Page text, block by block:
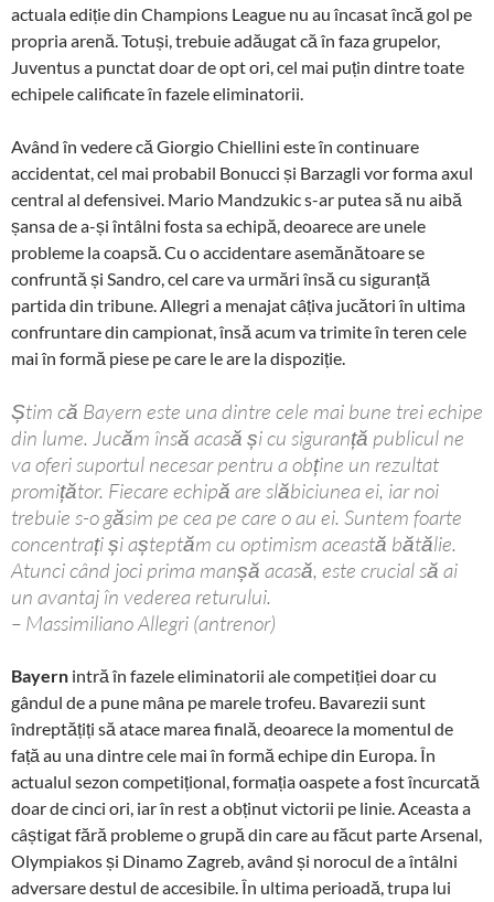
actuala ediție din Champions League nu au încasat încă gol pe
propria arenă. Totuși, trebuie adăugat că în faza grupelor,
Juventus a punctat doar de opt ori, cel mai puțin dintre toate
echipele calificate în fazele eliminatorii.
Având în vedere că Giorgio Chiellini este în continuare
accidentat, cel mai probabil Bonucci și Barzagli vor forma axul
central al defensivei. Mario Mandzukic s-ar putea să nu aibă
șansa de a-și întâlni fosta sa echipă, deoarece are unele
probleme la coapsă. Cu o accidentare asemănătoare se
confruntă și Sandro, cel care va urmări însă cu siguranță
partida din tribune. Allegri a menajat câțiva jucători în ultima
confruntare din campionat, însă acum va trimite în teren cele
mai în formă piese pe care le are la dispoziție.
Știm că Bayern este una dintre cele mai bune trei echipe
din lume. Jucăm însă acasă și cu siguranță publicul ne
va oferi suportul necesar pentru a obține un rezultat
promițător. Fiecare echipă are slăbiciunea ei, iar noi
trebuie s-o găsim pe cea pe care o au ei. Suntem foarte
concentrați și așteptăm cu optimism această bătălie.
Atunci când joci prima manșă acasă, este crucial să ai
un avantaj în vederea returului.
– Massimiliano Allegri (antrenor)
Bayern intră în fazele eliminatorii ale competiției doar cu
gândul de a pune mâna pe marele trofeu. Bavarezii sunt
îndreptățiți să atace marea finală, deoarece la momentul de
față au una dintre cele mai în formă echipe din Europa. În
actualul sezon competițional, formația oaspete a fost încurcată
doar de cinci ori, iar în rest a obținut victorii pe linie. Aceasta a
câștigat fără probleme o grupă din care au făcut parte Arsenal,
Olympiakos și Dinamo Zagreb, având și norocul de a întâlni
adversare destul de accesibile. În ultima perioadă, trupa lui